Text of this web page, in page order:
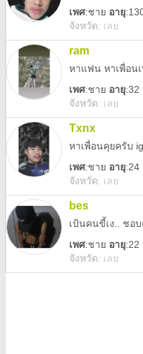
เพศ:ชาย อายุ
จังหวัด: เลย
ram
หาแฟน หาเพื่อน
เพศ:ชาย อายุ:32
จังหวัด: เลย
Txnx
หาเพื่อนคุยครับ
เพศ:ชาย อายุ:24
จังหวัด: เลย
bes
เป้นคนขี้เง.. ชอ
เพศ:ชาย อายุ:22
จังหวัด: เลย